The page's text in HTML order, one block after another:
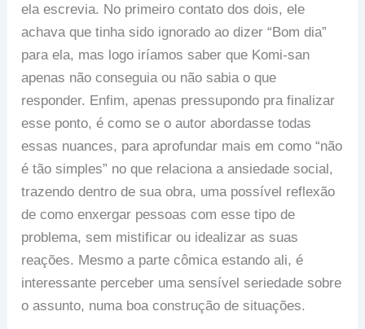
ela escrevia. No primeiro contato dos dois, ele
achava que tinha sido ignorado ao dizer “Bom dia”
para ela, mas logo iríamos saber que Komi-san
apenas não conseguia ou não sabia o que
responder. Enfim, apenas pressupondo pra finalizar
esse ponto, é como se o autor abordasse todas
essas nuances, para aprofundar mais em como “não
é tão simples” no que relaciona a ansiedade social,
trazendo dentro de sua obra, uma possível reflexão
de como enxergar pessoas com esse tipo de
problema, sem mistificar ou idealizar as suas
reações. Mesmo a parte cômica estando ali, é
interessante perceber uma sensível seriedade sobre
o assunto, numa boa construção de situações.